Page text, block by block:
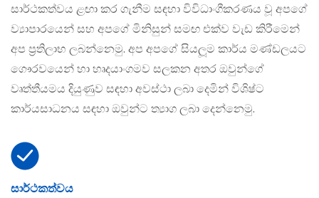
සාර්ථකත්වය ළඟා කර ගැනීම සඳහා විවිධාංගීකරණය වූ අපගේ
ව්‍යාපාරයෙන් සහ අපගේ මිනිසුන් සමඟ එක්ව වැඩ කිරීමෙන්
අප ප‍්‍රතිලාභ ලබන්නෙමු. අප අපගේ සියලූම කාර්ය මණ්ඩලයට
ගෞරවයෙන් හා හෘදයාංගමව සලකන අතර ඔවුන්ගේ
වෘත්තීයමය දියුණුව සඳහා අවස්ථා ලබා දෙමින් විශිෂ්ට
කාර්යසාධනය සඳහා ඔවුන්ට ත්‍යාග ලබා දෙන්නෙමු.
සාර්ථකත්වය